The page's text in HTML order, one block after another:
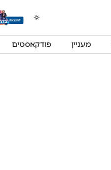
מעניין פודקאסטים